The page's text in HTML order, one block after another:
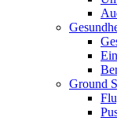
Ground